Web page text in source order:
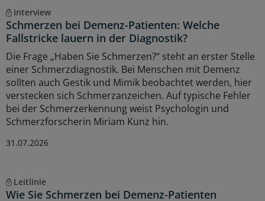
Interview
Schmerzen bei Demenz-Patienten: Welche
Fallstricke lauern in der Diagnostik?
Die Frage „Haben Sie Schmerzen?“ steht an erster Stelle
einer Schmerzdiagnostik. Bei Menschen mit Demenz
sollten auch Gestik und Mimik beobachtet werden, hier
verstecken sich Schmerzanzeichen. Auf typische Fehler
bei der Schmerzerkennung weist Psychologin und
Schmerzforscherin Miriam Kunz hin.
31.07.2026
Leitlinie
Wie Sie Schmerzen bei Demenz-Patienten